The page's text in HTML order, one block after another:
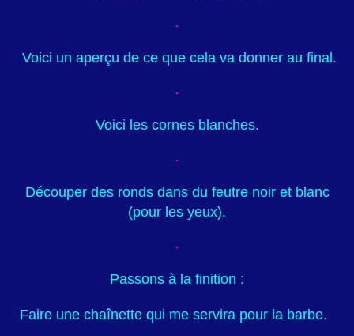
Voici un aperçu de ce que cela va donner au final.
Voici les cornes blanches.
Découper des ronds dans du feutre noir et blanc
(pour les yeux).
Passons à la finition :
Faire une chaînette qui me servira pour la barbe.